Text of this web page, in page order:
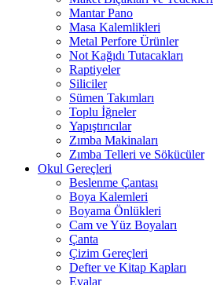
Mantar Pano
Masa Kalemlikleri
Metal Perfore Ürünler
Not Kağıdı Tutacakları
Raptiyeler
Siliciler
Sümen Takımları
Toplu İğneler
Yapıştırıcılar
Zımba Makinaları
Zımba Telleri ve Sökücüler
Okul Gereçleri
Beslenme Çantası
Boya Kalemleri
Boyama Önlükleri
Cam ve Yüz Boyaları
Çanta
Çizim Gereçleri
Defter ve Kitap Kapları
Evalar